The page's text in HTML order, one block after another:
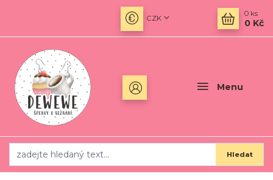
Menu
CZK
Hledat
0 ks
0 Kč